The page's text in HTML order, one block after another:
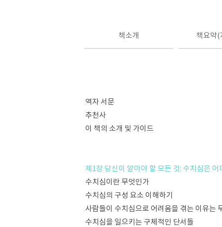
책소개 책요약(
역자 서문
추천사
이 책의 소개 및 가이드
제1장 당신이 알아야 할 모든 것: 수치심은
수치심이란 무엇인가
수치심의 구성 요소 이해하기
사람들이 수치심으로 어려움을 겪는 이유는
수치심을 일으키는 구체적인 단서들